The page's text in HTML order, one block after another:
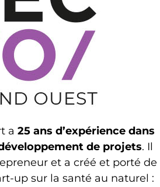
a 25 ans d’expérience dans
de projets. Il
et a créé et porté de
up sur la santé au naturel :